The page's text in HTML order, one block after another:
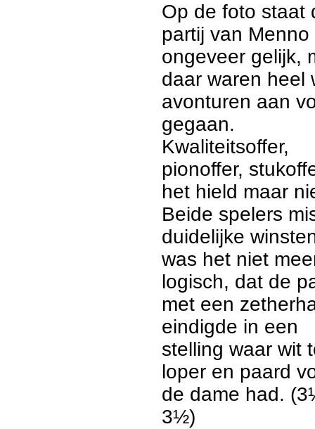
Op de foto staat
partij van Menno
ongeveer gelijk,
daar waren heel
avonturen aan
gegaan.
Kwaliteitsoffer,
pionoffer,
het hield maar
Beide spelers
duidelijke
was het niet
logisch, dat de
met een
eindigde in een
stelling waar wit
loper en paard
de dame had.
3½)